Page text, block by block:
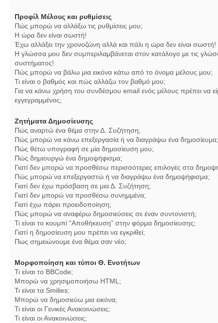
Προφίλ Μέλους και ρυθμίσεις
Πώς μπορώ να αλλάξω τις ρυθμίσεις μου;
Η ώρα δεν είναι σωστή!
Έχω αλλάξει την χρονοζώνη αλλά και πάλι η ώρα δεν είναι σωστή!
Η γλώσσα μου δεν συμπεριλαμβάνεται στον κατάλογο με τις
συστήματος!
Πώς μπορώ να βάλω μια εικόνα κάτω από το όνομα μέλους μου;
Τι είναι ο βαθμός και πώς αλλάζω τον βαθμό μου;
Για να κάνω χρήση του συνδέσμου email ενός μέλους πρέπει να
εγγεγραμμένος;
Ζητήματα Δημοσίευσης
Πώς αναρτώ ένα θέμα στην Δ. Συζήτηση;
Πώς μπορώ να κάνω επεξεργασία ή να διαγράψω ένα δημοσίευμα;
Πώς θέτω υπογραφή σε μία δημοσίευση μου;
Πώς δημιουργώ ένα δημοψήφισμα;
Γιατί δεν μπορώ να προσθέσω περισσότερες επιλογές στα
Πώς μπορώ να επεξεργαστώ ή να διαγράψω ένα δημοψήφισμα;
Γιατί δεν έχω πρόσβαση σε μια Δ. Συζήτηση;
Γιατί δεν μπορώ να προσθέσω συνημμένα;
Γιατί έχω πάρει προειδοποίηση;
Πώς μπορώ να αναφέρω δημοσιεύσεις σε έναν συντονιστή;
Τι είναι το κουμπί “Αποθήκευση” στην φόρμα δημοσίευσης;
Γιατί η δημοσίευση μου πρέπει να εγκριθεί;
Πως σημειώνουμε ένα θέμα σαν νέο;
Μορφοποίηση και τύποι Θ. Ενοτήτων
Τι είναι το BBCode;
Μπορώ να χρησιμοποιήσω HTML;
Τι είναι τα Smilies;
Μπορώ να δημοσιεύω μια εικόνα;
Τι είναι οι Γενικές Ανακοινώσεις;
Τι είναι οι Ανακοινώσεις;